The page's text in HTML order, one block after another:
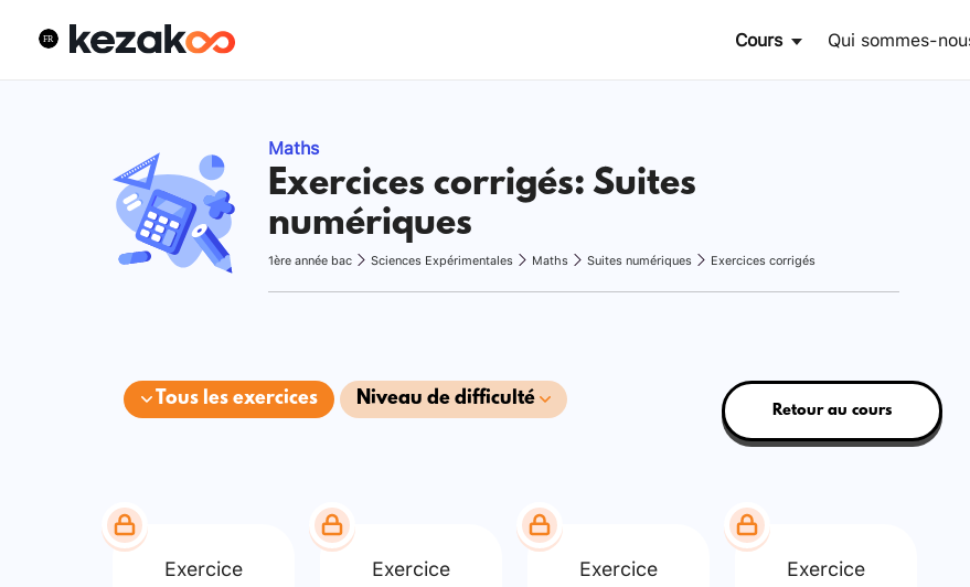
Cours Qui sommes-
Maths
Exercices corrigés: Suites
numériques
1ère année bac Sciences Expérimentales Maths Suites numériques Exercices corrigés
Tous les exercices Niveau de difficulté
Retour au cours
Exercice Exercice Exercice Exercice